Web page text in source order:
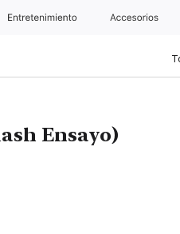
Entretenimiento Accesorios
Ensayo)